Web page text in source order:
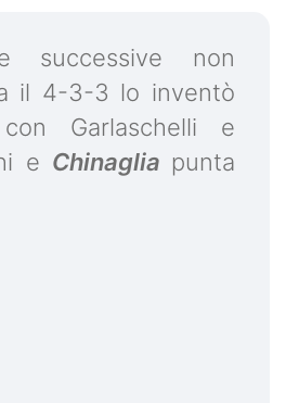
successive non
il 4-3-3 lo inventò
Garlaschelli e
e Chinaglia punta